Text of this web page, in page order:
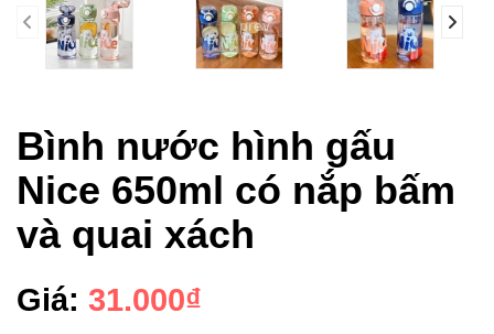
prev
Bình nước hình gấu
Nice 650ml có nắp bấm
và quai xách
Giá: 31.000₫